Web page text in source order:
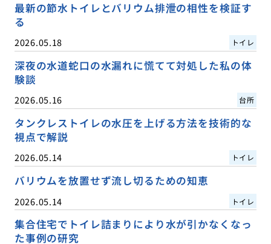
最新の節水トイレとバリウム排泄の相性を検証す
る
2026.05.18 トイレ
深夜の水道蛇口の水漏れに慌てて対処した私の体
験談
2026.05.16 台所
タンクレストイレの水圧を上げる方法を技術的な
視点で解説
2026.05.14 トイレ
バリウムを放置せず流し切るための知恵
2026.05.14 トイレ
集合住宅でトイレ詰まりにより水が引かなくなっ
た事例の研究